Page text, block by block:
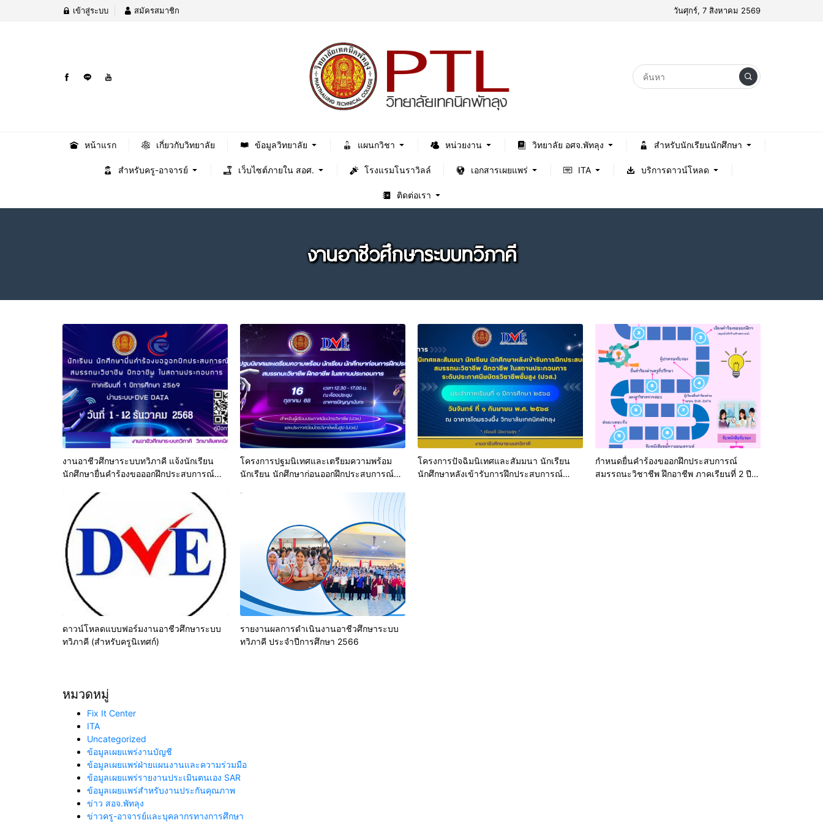
เข้าสู่ระบบ สมัครสมาชิก วันศุกร์, 7 สิงหาคม 2569
หน้าแรก เกี่ยวกับวิทยาลัย ข้อมูลวิทยาลัย แผนกวิชา หน่วยงาน วิทยาลัย อศจ.พัทลุง สำหรับนักเรียนนักศึกษา
สำหรับครู-อาจารย์ เว็บไซต์ภายใน สอศ. โรงแรมโนราวิลล์ เอกสารเผยแพร่ ITA บริการดาวน์โหลด
ติดต่อเรา
งานอาชีวศึกษาระบบทวิภาคี
งานอาชีวศึกษาระบบทวิภาคี แจ้งนักเรียน
นักศึกษายื่นคำร้องขอออกฝึกประสบการณ์
การ ภาคเรียนที่ 1 ปีการศึกษา 2569 ผ่าน
ระบบ DVE DATA ระหว่างวันที่ 1-12
ธันวาคม 2568
โครงการปฐมนิเทศและเตรียมความพร้อม
นักเรียน นักศึกษาก่อนออกฝึกประสบการณ์
การ ประจำภาคเรียนที่ 2 ปีการศึกษา 2568
โครงการปัจฉิมนิเทศและสัมมนา นักเรียน
นักศึกษาหลังเข้ารับการฝึกประสบการณ์
กำหนดยื่นคำร้องขออกฝึกประสบการณ์
สมรรถนะวิชาชีพ ฝึกอาชีพ ภาคเรียนที่ 2 ปี
ดาวน์โหลดแบบฟอร์มงานอาชีวศึกษาระบบ
ทวิภาคี (สำหรับครูนิเทศก์)
รายงานผลการดำเนินงานอาชีวศึกษาระบบ
ทวิภาคี ประจำปีการศึกษา 2566
หมวดหมู่
Fix It Center
ITA
Uncategorized
ข้อมูลเผยแพร่งานบัญชี
ข้อมูลเผยแพร่ฝ่ายแผนงานและความร่วมมือ
ข้อมูลเผยแพร่รายงานประเมินตนเอง SAR
ข้อมูลเผยแพร่สำหรับงานประกันคุณภาพ
ข่าว สอจ.พัทลุง
ข่าวครู-อาจารย์และบุคลากรทางการศึกษา